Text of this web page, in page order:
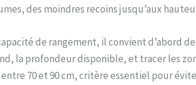
des moindres recoins jusqu’aux
de rangement, il convient d’abord
la profondeur disponible, et tracer les
70 et 90 cm, critère essentiel pour